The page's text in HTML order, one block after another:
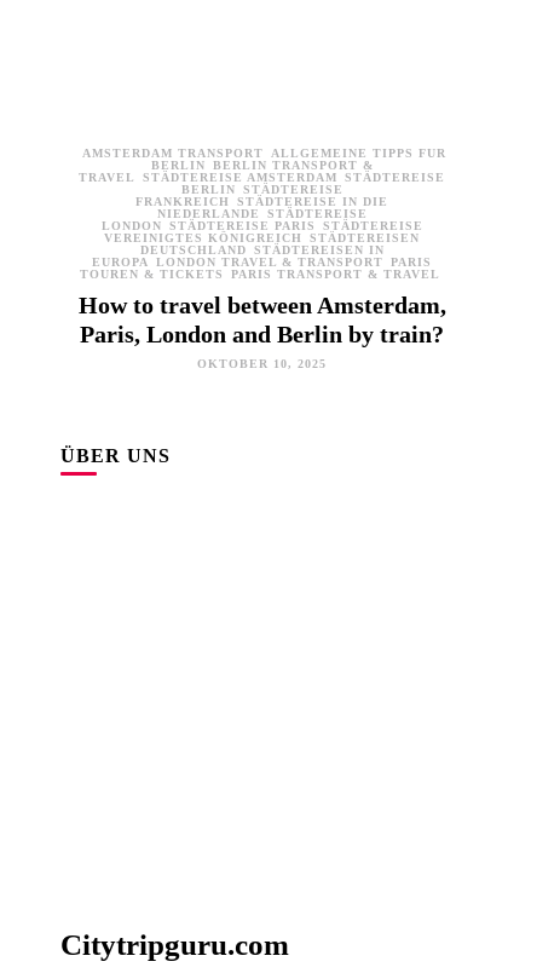
AMSTERDAM TRANSPORT
ALLGEMEINE TIPPS FÜR
BERLIN
BERLIN TRANSPORT &
TRAVEL
STÄDTEREISE AMSTERDAM
STÄDTEREISE
BERLIN
STÄDTEREISE
FRANKREICH
STÄDTEREISE IN DIE
NIEDERLANDE
STÄDTEREISE
LONDON
STÄDTEREISE PARIS
STÄDTEREISE
VEREINIGTES KÖNIGREICH
STÄDTEREISEN
DEUTSCHLAND
STÄDTEREISEN IN
EUROPA
LONDON TRAVEL & TRANSPORT
PARIS
TOUREN & TICKETS
PARIS TRANSPORT & TRAVEL
How to travel between Amsterdam,
Paris, London and Berlin by train?
OKTOBER 10, 2025
ÜBER UNS
Citytripguru.com